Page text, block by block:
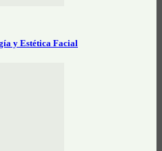
y Estética Facial